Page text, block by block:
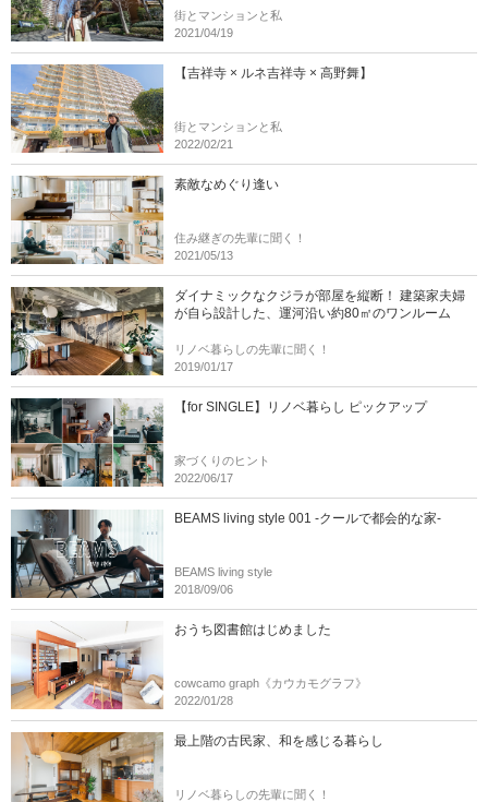
街とマンションと私
2021/04/19
【吉祥寺 × ルネ吉祥寺 × 高野舞】
街とマンションと私
2022/02/21
素敵なめぐり逢い
住み継ぎの先輩に聞く！
2021/05/13
ダイナミックなクジラが部屋を縦断！ 建築家夫婦
が自ら設計した、運河沿い約80㎡のワンルーム
リノベ暮らしの先輩に聞く！
2019/01/17
【for SINGLE】リノベ暮らし ピックアップ
家づくりのヒント
2022/06/17
BEAMS living style 001 -クールで都会的な家-
BEAMS living style
2018/09/06
おうち図書館はじめました
cowcamo graph《カウカモグラフ》
2022/01/28
最上階の古民家、和を感じる暮らし
リノベ暮らしの先輩に聞く！